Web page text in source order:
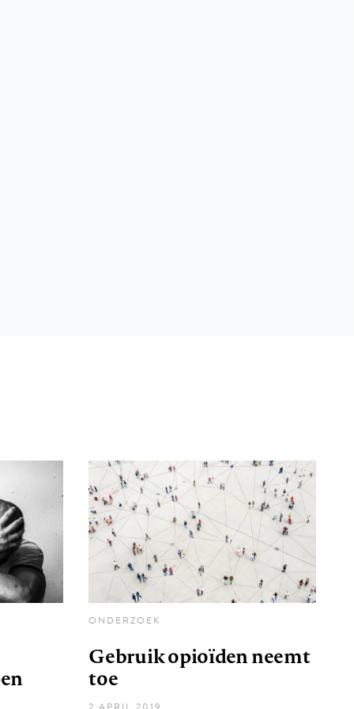
ONDERZOEK
Gebruik opioïden neemt
toe